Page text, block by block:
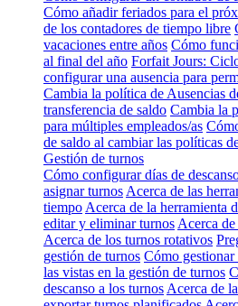
Cómo añadir feriados para el
de los contadores de tiempo libre
vacaciones entre años Cómo
al final del año Forfait Jours:
configurar una ausencia para
Cambia la política de Ausencias
transferencia de saldo Cambia la
para múltiples empleados/as
de saldo al cambiar las políticas
Gestión de turnos
Cómo configurar días de
asignar turnos Acerca de las
tiempo Acerca de la herramienta
editar y eliminar turnos Acerca
Acerca de los turnos rotativos
gestión de turnos Cómo
las vistas en la gestión de turnos
descanso a los turnos Acerca de